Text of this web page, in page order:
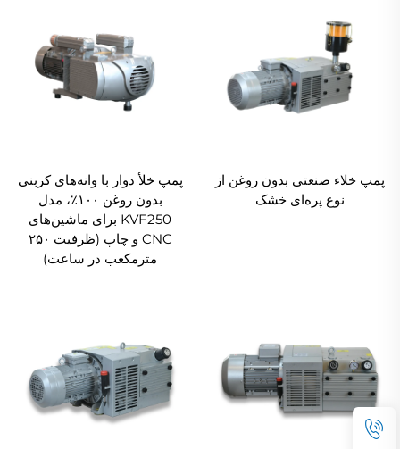
زمان توقف را کاهش می دهد. طراحی ساده اما مقاوم آن
امکان عملکرد بلندمدت با کمترین مداخله را فراهم می کند.
بهره‌وری انرژی
با دینامیک روتور بهینه شده و مدیریت حرارتی پیشرفته، پمپ
هزینه های عملیاتی را کاهش می دهد.
عملکرد بی‌صدا و بدون ارتعاش
مکانیسم چرخشی متعادل و مواد ضد ارتعاشی که در پمپ
خلاء ون دار خشک استفاده شده است، به عملکردی روان و
با سطح پایین نویز کمک می کند و آن را برای محیط های
با مواد مقاوم در برابر سایش و قطعات ماشین کاری شده با
دقت تولید شده است، پمپ خلاء ون دار خشک دوام بیشتری
دارد. ون ها به گونه ای طراحی شده اند که دارای نرخ سایش
کمی باشند و عملکردی یکنواخت در طول زمان تضمین کنند.
پمپ خلاء صنعتی بدون روغن از
نوع پره‌ای خشک
پمپ خلأ دوار با وانه‌های کربنی
بدون روغن ۱۰۰٪، مدل
KVF250 برای ماشین‌های
CNC و چاپ (ظرفیت ۲۵۰
مترمکعب در ساعت)